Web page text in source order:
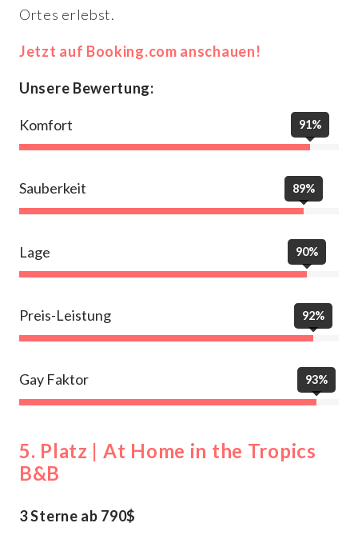
Ortes erlebst.
Jetzt auf Booking.com anschauen!
Unsere Bewertung:
Komfort 91%
Sauberkeit 89%
Lage 90%
Preis-Leistung 92%
Gay Faktor 93%
5. Platz | At Home in the Tropics
B&B
3 Sterne ab 790$